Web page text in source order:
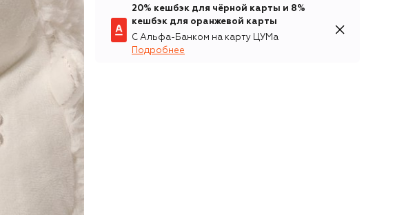
20% кешбэк для чёрной карты и 8%
кешбэк для оранжевой карты
С Альфа-Банком на карту ЦУМа
Подробнее